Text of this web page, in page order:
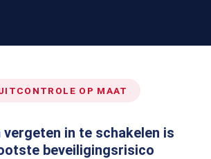
OP MAAT
vergeten in te schakelen is
beveiligingsrisico